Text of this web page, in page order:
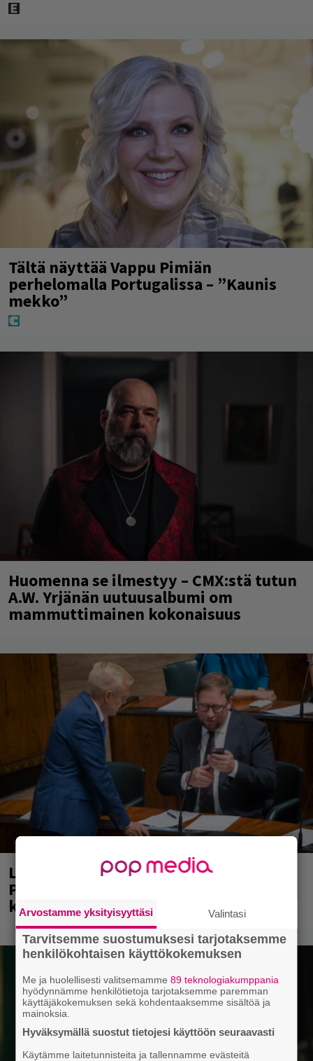
Tältä näyttää Vappu Pimiän
perhelomalla Portugalissa – ”Kaunis
mekko”
Huomenna se ilmestyy – CMX:stä tutun
A.W. Yrjänän uutuusalbumi om
mammuttimainen kokonaisuus
Laittomasta graffitista kiinni jäänyt
Paavo Arhinmäki jälleen spraypullo
kädessä – näitä puolueita ei kiinnosta
Arvostamme yksityisyyttäsi Valintasi
Tarvitsemme suostumuksesi tarjotaksemme
henkilökohtaisen käyttökokemuksen
Me ja huolellisesti valitsemamme89 teknologiakumppania
hyödynnämme henkilötietoja tarjotaksemme paremman
käyttäjäkokemuksen sekä kohdentaaksemme sisältöä ja
mainoksia.
Hyväksymällä suostut tietojesi käyttöön seuraavasti
Käytämme laitetunnisteita ja tallennamme evästeitä